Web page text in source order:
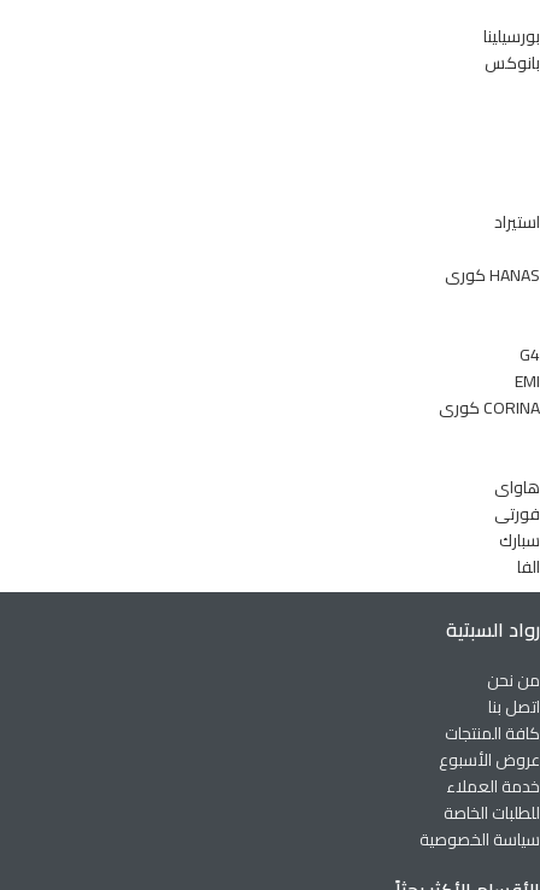
بورسيلينا
بانوكس
استيراد
HANAS كورى
G4
EMI
CORINA كورى
هاواى
فورتى
سبارك
الفا
رواد السبتية
من نحن
اتصل بنا
كافة المنتجات
عروض الأسبوع
خدمة العملاء
للطلبات الخاصة
سياسة الخصوصية